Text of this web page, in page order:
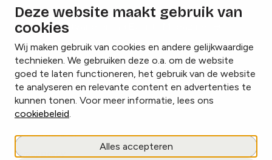
Deze website maakt gebruik van
cookies
Wij maken gebruik van cookies en andere gelijkwaardige
technieken. We gebruiken deze o.a. om de website
goed te laten functioneren, het gebruik van de website
te analyseren en relevante content en advertenties te
kunnen tonen. Voor meer informatie, lees ons
cookiebeleid.
Alles accepteren
Ik ontvang graag Events Magazine
InstagramFacebookLinkedIn
Cookies beheren
Privacy policy